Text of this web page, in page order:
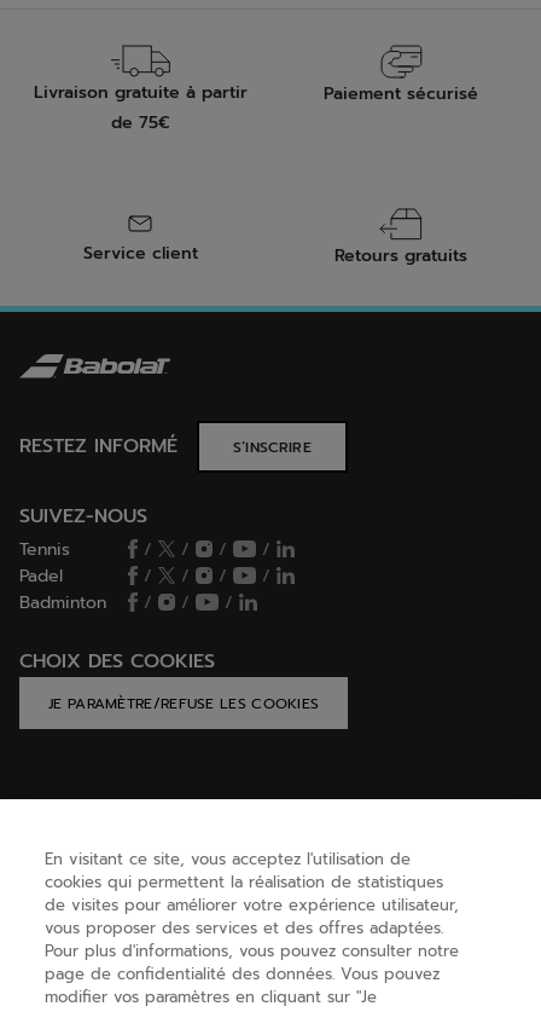
Livraison gratuite à partir
de 75€
Paiement sécurisé
Service client Retours gratuits
RESTEZ INFORMÉ S’INSCRIRE
SUIVEZ-NOUS
Tennis / / /
/
Padel
/ / /
/
Badminton
/ / /
CHOIX DES COOKIES
JE PARAMÈTRE/REFUSE LES COOKIES
BESOIN D'AIDE ?
A PROPOS
En visitant ce site, vous acceptez l'utilisation de
cookies qui permettent la réalisation de statistiques
de visites pour améliorer votre expérience utilisateur,
vous proposer des services et des offres adaptées.
Pour plus d'informations, vous pouvez consulter notre
page de confidentialité des données. Vous pouvez
modifier vos paramètres en cliquant sur "Je